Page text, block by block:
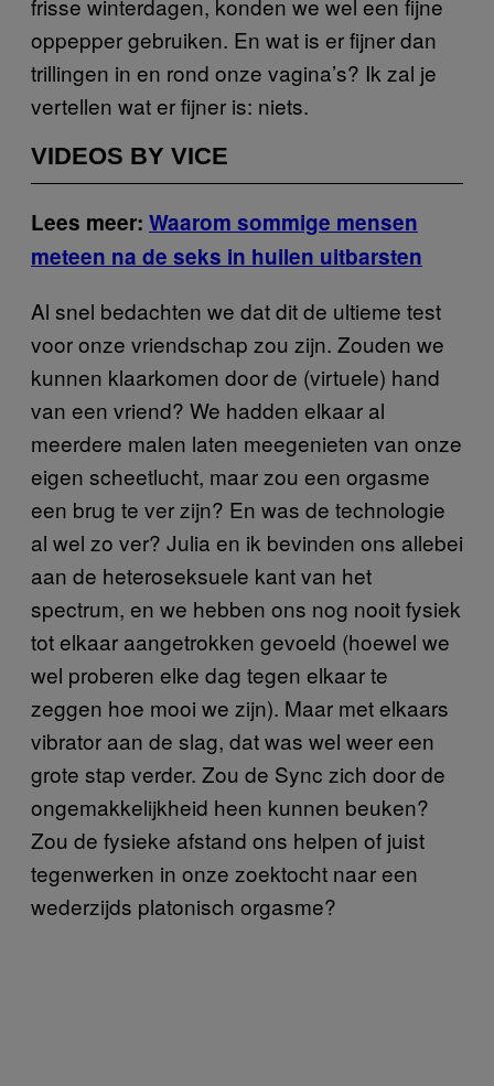
oppepper gebruiken. En wat is er fijner dan
trillingen in en rond onze vagina’s? Ik zal je
vertellen wat er fijner is: niets.
VIDEOS BY VICE
Lees meer: Waarom sommige mensen
meteen na de seks in huilen uitbarsten
Al snel bedachten we dat dit de ultieme test
voor onze vriendschap zou zijn. Zouden we
kunnen klaarkomen door de (virtuele) hand
van een vriend? We hadden elkaar al
meerdere malen laten meegenieten van onze
eigen scheetlucht, maar zou een orgasme
een brug te ver zijn? En was de technologie
al wel zo ver? Julia en ik bevinden ons allebei
aan de heteroseksuele kant van het
spectrum, en we hebben ons nog nooit fysiek
tot elkaar aangetrokken gevoeld (hoewel we
wel proberen elke dag tegen elkaar te
zeggen hoe mooi we zijn). Maar met elkaars
vibrator aan de slag, dat was wel weer een
grote stap verder. Zou de Sync zich door de
ongemakkelijkheid heen kunnen beuken?
Zou de fysieke afstand ons helpen of juist
tegenwerken in onze zoektocht naar een
wederzijds platonisch orgasme?